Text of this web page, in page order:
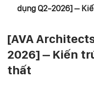
dụng Q2-2026] –
[AVA
2026] – Kiến
thất